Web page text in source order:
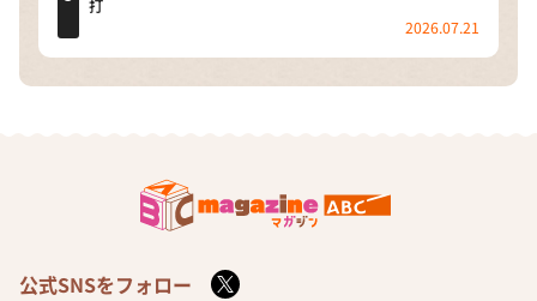
打
2026.07.21
公式SNSをフォロー